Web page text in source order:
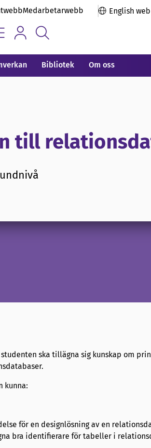
Medarbetarwebb English web
Bibliotek Om oss
till
ska tillägna sig kunskap om
kunna:
för en designlösning av en
bra identifierare för tabeller i